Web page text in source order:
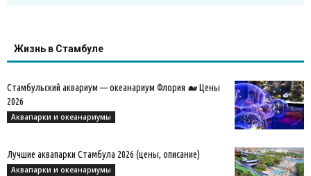
Жизнь в Стамбуле
Стамбульский аквариум — океанариум Флория 🐋 Цены
2026
Аквапарки и океанариумы
Лучшие аквапарки Стамбула 2026 (цены, описание)
Аквапарки и океанариумы